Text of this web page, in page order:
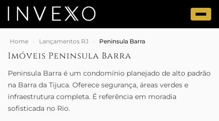
Home › Lançamentos RJ › Peninsula Barra
Imóveis Peninsula Barra
Peninsula Barra é um condomínio planejado de alto padrão
na Barra da Tijuca. Oferece segurança, áreas verdes e
infraestrutura completa. É referência em moradia
sofisticada no Rio.